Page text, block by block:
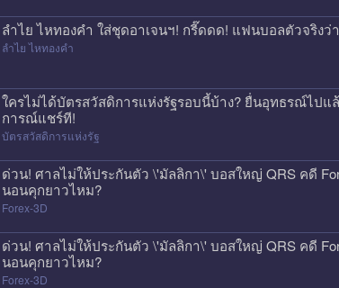
ลำไย ไหทองคำ ใส่ชุดอาเจนฯ! กรี๊ดดด! แฟนบอลตัวจริง
ลำไย ไหทองคำ
ใครไม่ได้บัตรสวัสดิการแห่งรัฐรอบนี้บ้าง? ยื่นอุทธรณ์ไปแ
การณ์แชร์ที!
บัตรสวัสดิการแห่งรัฐ
ด่วน! ศาลไม่ให้ประกันตัว \'มัลลิกา\' บอสใหญ่ QRS คดี
นอนคุกยาวไหม?
Forex-3D
ด่วน! ศาลไม่ให้ประกันตัว \'มัลลิกา\' บอสใหญ่ QRS คดี
นอนคุกยาวไหม?
Forex-3D